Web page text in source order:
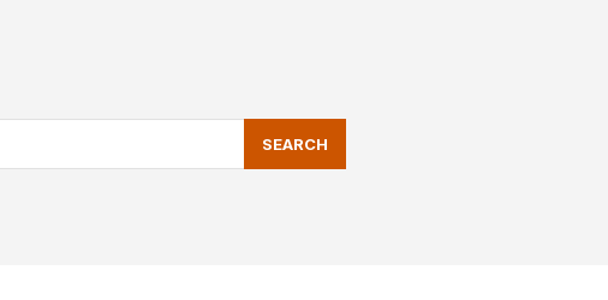
SEARCH